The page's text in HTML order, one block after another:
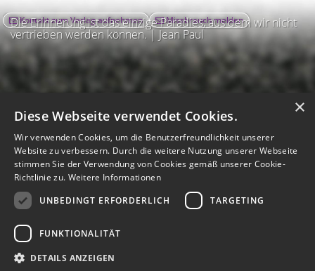
Die Erinnerung ist das einzige Paradies, aus dem wir nicht
vertrieben werden können. | Jean Paul
Kontakt zum Verlag aufnehmen Missbrauch melden
Barrierefreiheit
Barriere melden
m
K
Kontrastmodus aktivieren
Hilfe
eigenes Gedenkportal erstellen
×
Diese Webseite verwendet Cookies.
Wir verwenden Cookies, um die Benutzerfreundlichkeit unserer
Website zu verbessern. Durch die weitere Nutzung unserer Webseite
stimmen Sie der Verwendung von Cookies gemäß unserer Cookie-
Richtlinie zu. Weitere Informationen
UNBEDINGT ERFORDERLICH
TARGETING
FUNKTIONALITÄT
DETAILS ANZEIGEN